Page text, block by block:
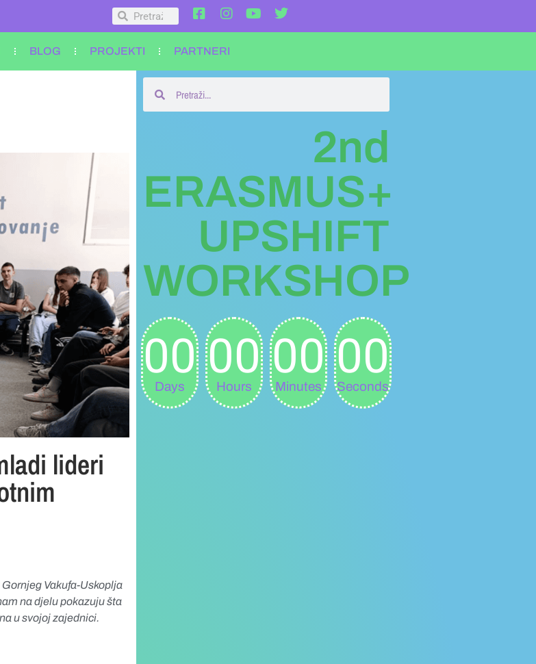
BLOG PROJEKTI PARTNERI
lideri
Vakufa-Uskoplja
na djelu pokazuju šta
u svojoj zajednici.
2nd
ERASMUS+
UPSHIFT
WORKSHOP
00
Days
00
Hours
00
Minutes
00
Seconds